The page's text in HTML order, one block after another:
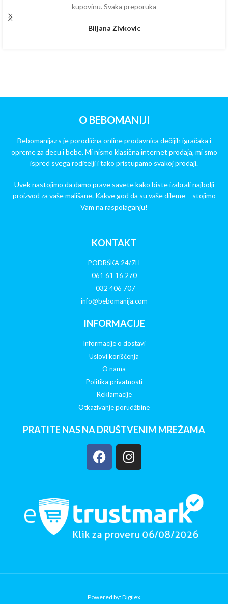
kupovinu. Svaka preporuka
Biljana Zivkovic
O BEBOMANIJI
Bebomanija.rs je porodična online prodavnica dečijih igračaka i
opreme za decu i bebe. Mi nismo klasična internet prodaja, mi smo
ispred svega roditelji i tako pristupamo svakoj prodaji.
Uvek nastojimo da damo prave savete kako biste izabrali najbolji
proizvod za vaše mališane. Kakve god da su vaše dileme – stojimo
Vam na raspolaganju!
KONTAKT
PODRŠKA 24/7H
061 61 16 270
032 406 707
info@bebomanija.com
INFORMACIJE
Informacije o dostavi
Uslovi korišćenja
O nama
Politika privatnosti
Reklamacije
Otkazivanje porudžbine
PRATITE NAS NA DRUŠTVENIM MREŽAMA
Powered by: Digilex